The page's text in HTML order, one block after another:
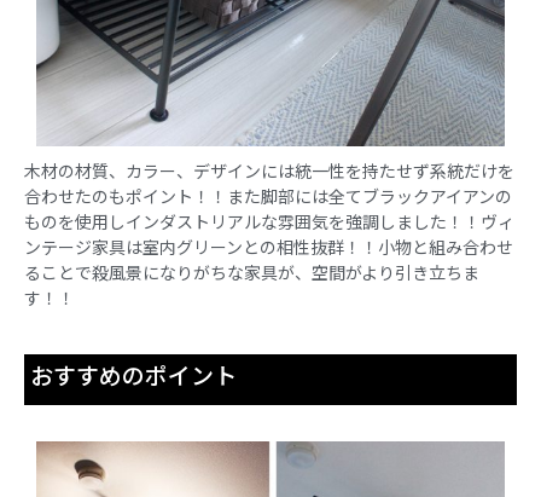
木材の材質、カラー、デザインには統一性を持たせず系統だけを
合わせたのもポイント！！また脚部には全てブラックアイアンの
ものを使用しインダストリアルな雰囲気を強調しました！！ヴィ
ンテージ家具は室内グリーンとの相性抜群！！小物と組み合わせ
ることで殺風景になりがちな家具が、空間がより引き立ちま
す！！
おすすめのポイント